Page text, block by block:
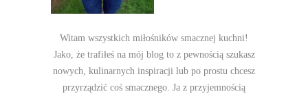
Witam wszystkich miłośników smacznej kuchni!
Jako, że trafiłeś na mój blog to z pewnością szukasz
nowych, kulinarnych inspiracji lub po prostu chcesz
przyrządzić coś smacznego. Ja z przyjemnością